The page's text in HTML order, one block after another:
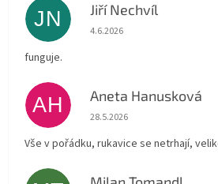
JN Jiří Nechvíl
Hodnocení obchodu je 5 z
4.6.2026
funguje.
AH Aneta Hanusková
Hodnocení obchodu je 5 z 5
28.5.2026
Vše v pořádku, rukavice se netrhají,